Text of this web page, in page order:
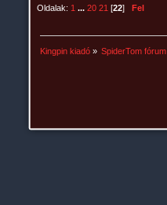
Oldalak: 1 ... 20 21[22] Fel
Kingpin kiadó» SpiderTom fórum